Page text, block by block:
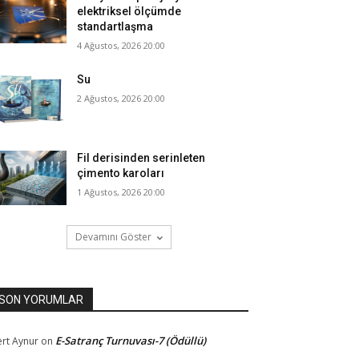
elektriksel ölçümde
standartlaşma
4 Ağustos, 2026 20:00
Su
2 Ağustos, 2026 20:00
Fil derisinden serinleten
çimento karoları
1 Ağustos, 2026 20:00
Devamını Göster
YORUMLAR
Aynur on E-Satranç Turnuvası-7 (Ödüllü)